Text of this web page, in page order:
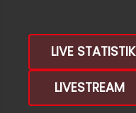
LIVE STATISTIK
LIVESTREAM